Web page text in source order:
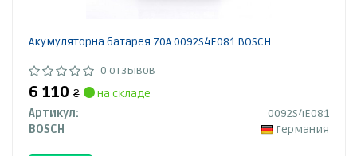
Акумуляторна батарея 70А 0092S4E081 BOSCH
0 отзывов
6 110 ₴
на складе
Артикул:
0092S4E081
BOSCH
Германия